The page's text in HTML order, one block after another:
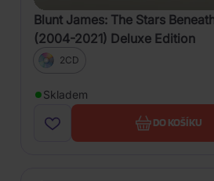
Blunt James: The Stars
(2004-2021) Deluxe Edition
2CD
Skladem
DO KOŠÍKU